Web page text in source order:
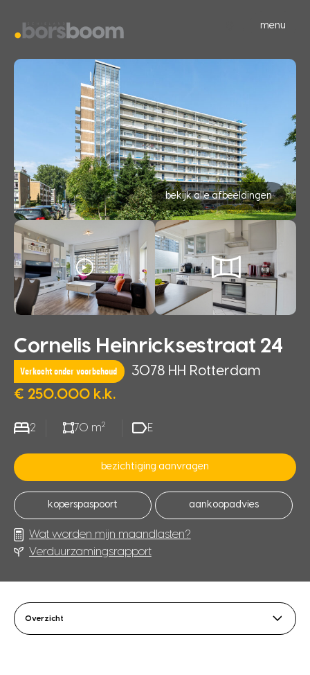
menu
bekijk alle afbeeldingen
Cornelis Heinricksestraat 24
Verkocht onder voorbehoud
3078 HH Rotterdam
€ 250.000 k.k.
2 70 m2 E
bezichtiging aanvragen
koperspaspoort aankoopadvies
Wat worden mijn maandlasten?
Verduurzamingsrapport
Overzicht